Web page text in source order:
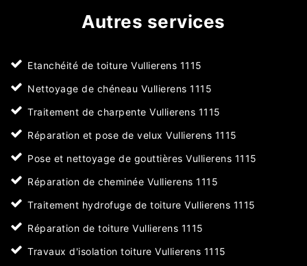
Autres services
Etanchéité de toiture Vullierens 1115
Nettoyage de chéneau Vullierens 1115
Traitement de charpente Vullierens 1115
Réparation et pose de velux Vullierens 1115
Pose et nettoyage de gouttières Vullierens 1115
Réparation de cheminée Vullierens 1115
Traitement hydrofuge de toiture Vullierens 1115
Réparation de toiture Vullierens 1115
Travaux d'isolation toiture Vullierens 1115